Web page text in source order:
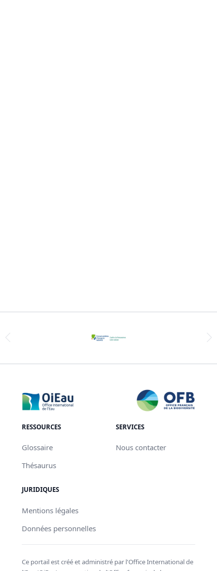
RESSOURCES
Glossaire
Thésaurus
SERVICES
Nous contacter
JURIDIQUES
Mentions légales
Données personnelles
Ce portail est créé et administré par l'Office International de